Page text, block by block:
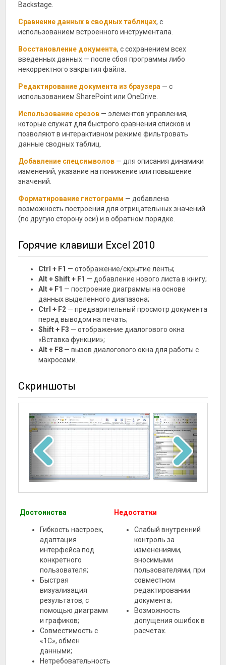
Backstage.
Сравнение данных в сводных таблицах, с
использованием встроенного инструментала.
Восстановление документа, с сохранением всех
введенных данных — после сбоя программы либо
некорректного закрытия файла.
Редактирование документа из браузера — с
использованием SharePoint или OneDrive.
Использование срезов — элементов управления,
которые служат для быстрого сравнения списков и
позволяют в интерактивном режиме фильтровать
данные сводных таблиц.
Добавление спецсимволов — для описания динамики
изменений, указание на понижение или повышение
значений.
Форматирование гистограмм — добавлена
возможность построения для отрицательных значений
(по другую сторону оси) и в обратном порядке.
Горячие клавиши Excel 2010
Ctrl + F1 — отображение/скрытие ленты;
Alt + Shift + F1 — добавление нового листа в книгу;
Alt + F1 — построение диаграммы на основе
данных выделенного диапазона;
Ctrl + F2 — предварительный просмотр документа
перед выводом на печать;
Shift + F3 — отображение диалогового окна
«Вставка функции»;
Alt + F8 — вызов диалогового окна для работы с
макросами.
Скриншоты
Достоинства
Гибкость настроек,
адаптация
интерфейса под
конкретного
пользователя;
Быстрая
визуализация
результатов, с
помощью диаграмм
и графиков;
Совместимость с
«1С», обмен
данными;
Нетребовательность
Недостатки
Слабый внутренний
контроль за
изменениями,
вносимыми
пользователями, при
совместном
редактировании
документа;
Возможность
допущения ошибок в
расчетах.